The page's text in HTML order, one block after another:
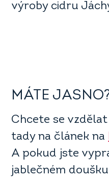
výroby cidru
MÁTE
Chcete se
tady na článek na
A pokud jste
jablečném